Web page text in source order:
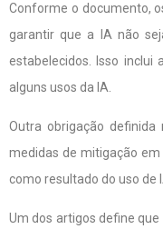
Conforme o documento,
garantir que a IA não
estabelecidos. Isso inclui
alguns usos da IA.
Outra obrigação
medidas de mitigação em
como resultado do uso de
Um dos artigos define